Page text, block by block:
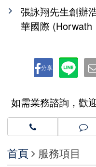
張詠翔先生創辦
華國際 (Horwath
分享
如需業務諮詢，歡
首頁 服務項目